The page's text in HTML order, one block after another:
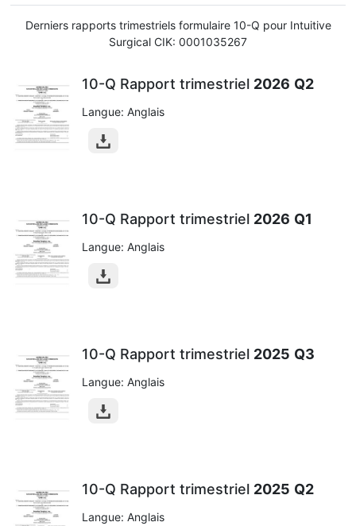
Derniers rapports trimestriels formulaire 10-Q pour Intuitive
Surgical CIK: 0001035267
10-Q Rapport trimestriel 2026 Q2
Langue: Anglais
10-Q Rapport trimestriel 2026 Q1
Langue: Anglais
10-Q Rapport trimestriel 2025 Q3
Langue: Anglais
10-Q Rapport trimestriel 2025 Q2
Langue: Anglais